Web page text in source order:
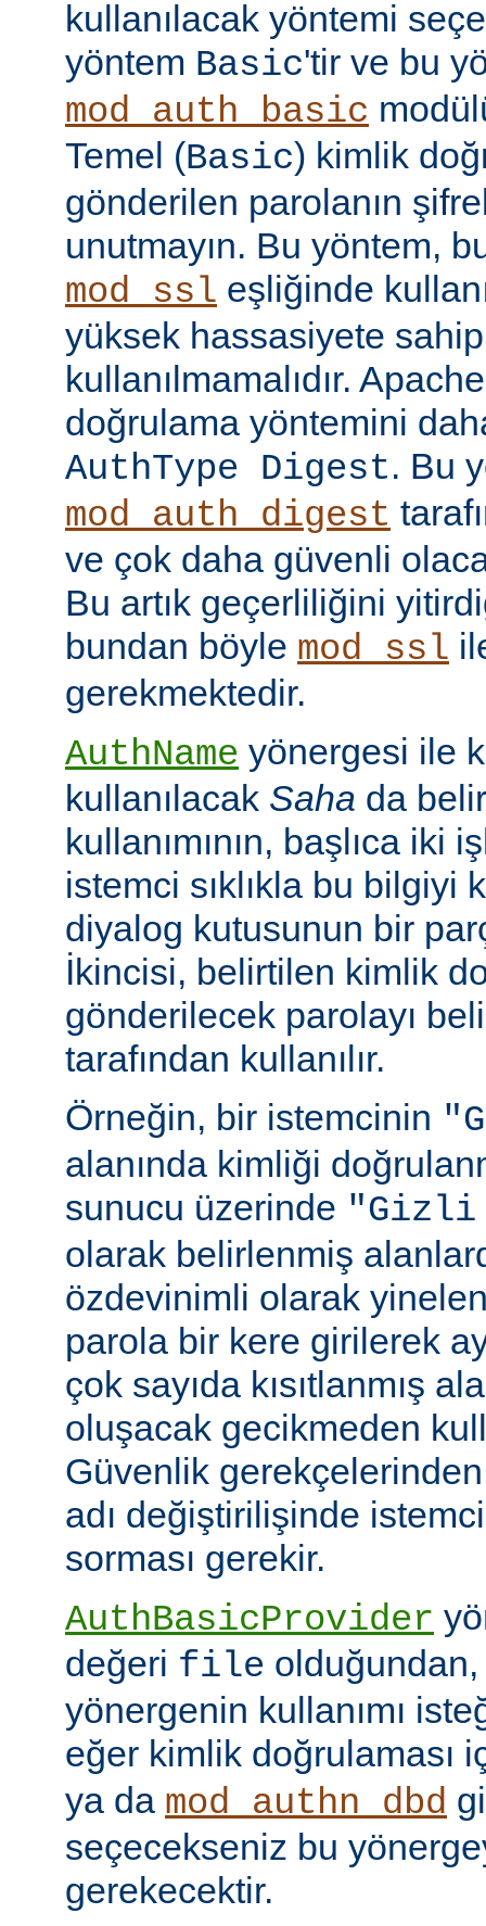
kullanılacak yöntemi
yöntem Basic'tir ve bu
mod_auth_basic
Temel (Basic) kimlik
gönderilen parolanın
unutmayın. Bu yöntem,
mod_ssl eşliğinde
yüksek hassasiyete
kullanılmamalıdır.
doğrulama yöntemini
AuthType Digest. Bu
mod_auth_digest
ve çok daha güvenli
Bu artık geçerliliğini
bundan böyle mod_ssl
gerekmektedir.
AuthName yönergesi ile
kullanılacak Saha da
kullanımının, başlıca iki
istemci sıklıkla bu bilgiyi
diyalog kutusunun bir
İkincisi, belirtilen kimlik
gönderilecek parolayı
tarafından kullanılır.
Örneğin, bir istemcinin
alanında kimliği
sunucu üzerinde "Gizli
olarak belirlenmiş
özdevinimli olarak
parola bir kere girilerek
çok sayıda kısıtlanmış
oluşacak gecikmeden
Güvenlik
adı değiştirilişinde
sorması gerekir.
AuthBasicProvider
değeri file
yönergenin kullanımı
eğer kimlik doğrulaması
ya da mod_authn_dbd
seçecekseniz bu
gerekecektir.